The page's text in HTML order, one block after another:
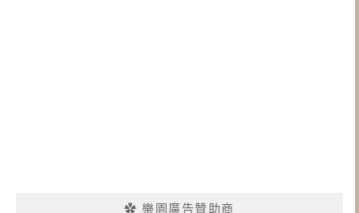
✿ 樂園廣告贊助商